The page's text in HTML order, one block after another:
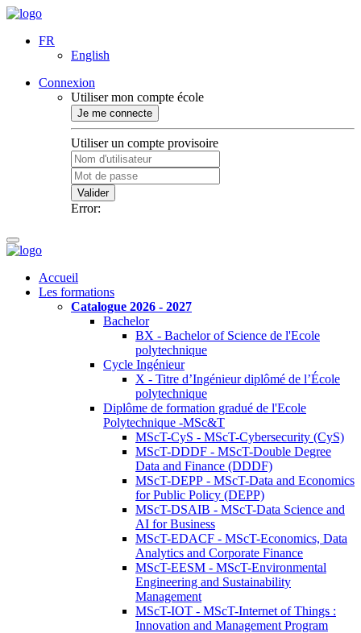
FR
English
Connexion
Utiliser mon compte école
Je me connecte
Utiliser un compte provisoire
Valider
Error:
Accueil
Les formations
Catalogue 2026 - 2027
Bachelor
BX - Bachelor of Science de l'Ecole
polytechnique
Cycle Ingénieur
X - Titre d’Ingénieur diplômé de l’École
polytechnique
Diplôme de formation gradué de l'Ecole
Polytechnique -MSc&T
MScT-CyS - MScT-Cybersecurity (CyS)
MScT-DDDF - MScT-Double Degree
Data and Finance (DDDF)
MScT-DEPP - MScT-Data and Economics
for Public Policy (DEPP)
MScT-DSAIB - MScT-Data Science and
AI for Business
MScT-EDACF - MScT-Economics, Data
Analytics and Corporate Finance
MScT-EESM - MScT-Environmental
Engineering and Sustainability
Management
MScT-IOT - MScT-Internet of Things :
Innovation and Management Program